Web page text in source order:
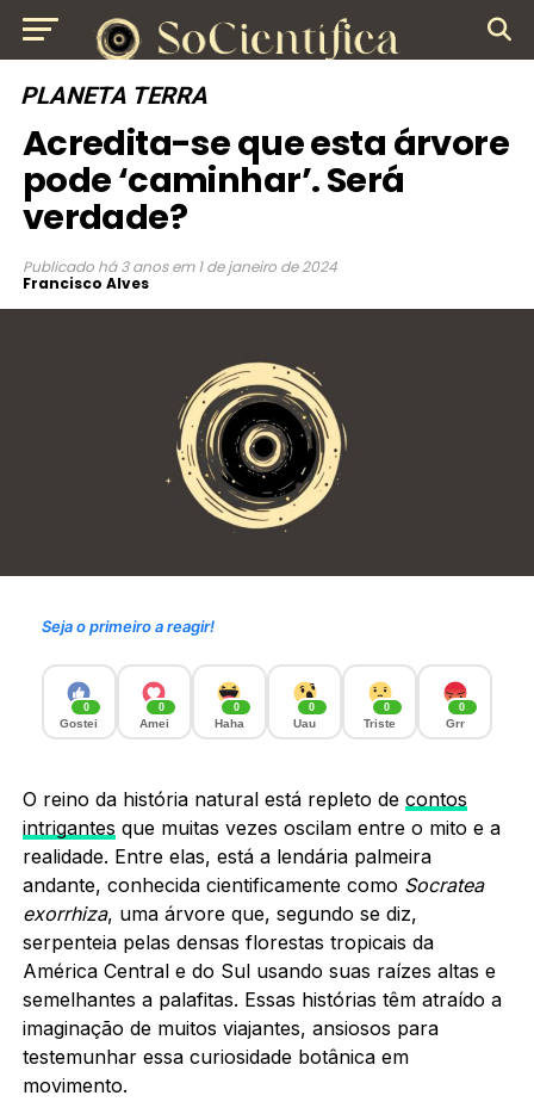
PLANETA TERRA
Acredita-se que esta árvore
pode ‘caminhar’. Será
verdade?
Publicado há 3 anos em 1 de janeiro de 2024
Francisco Alves
Seja o primeiro a reagir!
0
Gostei
0
Amei
0
Haha
0
Uau
0
Triste
0
Grr
O reino da história natural está repleto de contos
intrigantes que muitas vezes oscilam entre o mito e a
realidade. Entre elas, está a lendária palmeira
andante, conhecida cientificamente como Socratea
exorrhiza, uma árvore que, segundo se diz,
serpenteia pelas densas florestas tropicais da
América Central e do Sul usando suas raízes altas e
semelhantes a palafitas. Essas histórias têm atraído a
imaginação de muitos viajantes, ansiosos para
testemunhar essa curiosidade botânica em
movimento.